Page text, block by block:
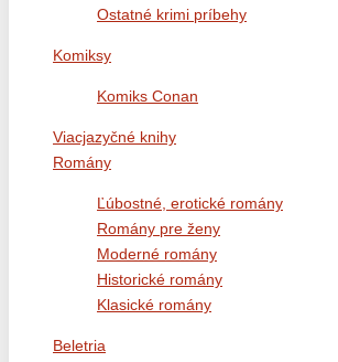
Ostatné krimi príbehy
Komiksy
Komiks Conan
Viacjazyčné knihy
Romány
Ľúbostné, erotické romány
Romány pre ženy
Moderné romány
Historické romány
Klasické romány
Beletria